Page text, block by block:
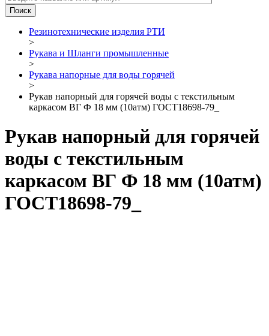
Резинотехнические изделия РТИ
>
Рукава и Шланги промышленные
>
Рукава напорные для воды горячей
>
Рукав напорный для горячей воды с текстильным
каркасом ВГ Ф 18 мм (10атм) ГОСТ18698-79_
Рукав напорный для горячей
воды с текстильным
каркасом ВГ Ф 18 мм (10атм)
ГОСТ18698-79_